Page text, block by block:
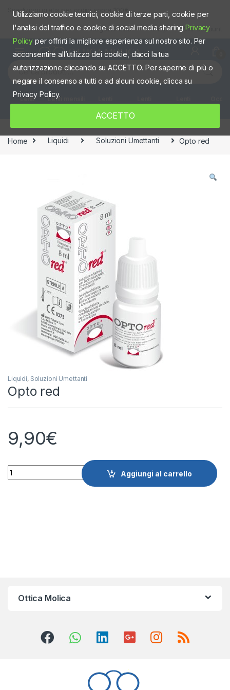
Spedizioni gratis per ordini sopra 100€
Negozio fisico Shop Mio account
Cerca:
Lenti
Lenti mensili
Home Liquidi Soluzioni Umettanti Opto red
Liquidi, Soluzioni Umettanti
Opto red
9,90€
Quantity
Aggiungi al carrello
Ottica Molica
Utilizziamo cookie tecnici, cookie di terze parti, cookie per
l'analisi del traffico e cookie di social media sharingPrivacy
Policy per offrirti la migliore esperienza sul nostro sito. Per
acconsentire all’utilizzo dei cookie, dacci la tua
autorizzazione cliccando su ACCETTO. Per saperne di più o
negare il consenso a tutti o ad alcuni cookie, clicca su
Privacy Policy.
ACCETTO